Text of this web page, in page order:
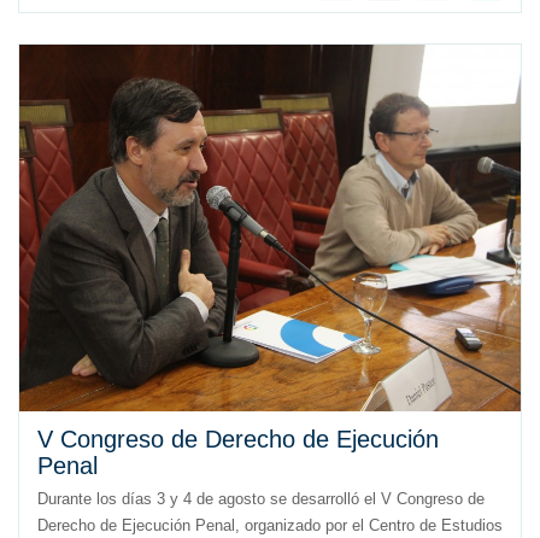
V Congreso de Derecho de Ejecución
Penal
Durante los días 3 y 4 de agosto se desarrolló el V Congreso de
Derecho de Ejecución Penal, organizado por el Centro de Estudios